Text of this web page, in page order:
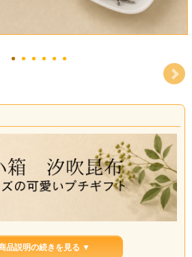
品説明の続きを見る ▼